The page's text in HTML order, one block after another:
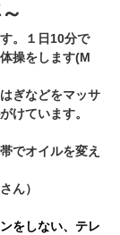
。１日10分で
操をします(M
ぎなどをマッサ
けています。
でオイルを変え
ん）
をしない、テレ